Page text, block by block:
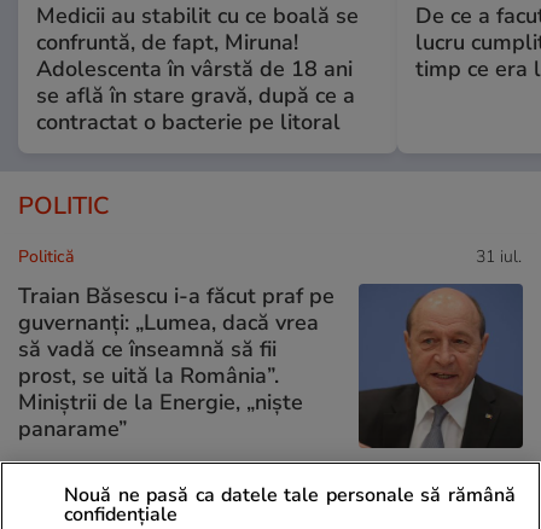
Medicii au stabilit cu ce boală se
confruntă, de fapt, Miruna!
Adolescenta în vârstă de 18 ani
se află în stare gravă, după ce a
contractat o bacterie pe litoral
De ce a
lucru
timp ce era
POLITIC
Politică 31 iul.
Traian Băsescu i-a făcut praf pe
guvernanți: „Lumea, dacă vrea
să vadă ce înseamnă să fii
prost, se uită la România”.
Miniștrii de la Energie, „niște
panarame”
Politică 31 iul.
Nouă ne pasă ca datele tale personale să rămână
confidențiale